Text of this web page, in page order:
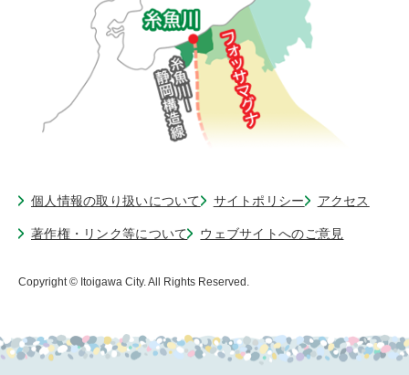
個人情報の取り扱いについて サイトポリシー アクセス
著作権・リンク等について ウェブサイトへのご意見
Copyright © Itoigawa City. All Rights Reserved.